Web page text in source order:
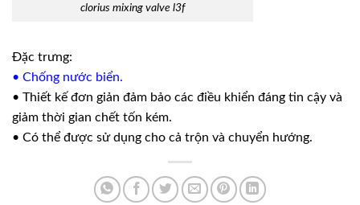
clorius mixing valve l3f
Đặc trưng:
• Chống nước biển.
• Thiết kế đơn giản đảm bảo các điều khiển đáng tin cậy và
giảm thời gian chết tốn kém.
• Có thể được sử dụng cho cả trộn và chuyển hướng.